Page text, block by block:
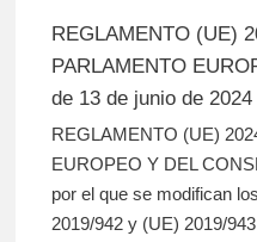
REGLAMENTO (UE)
PARLAMENTO
de 13 de junio de 2024
REGLAMENTO (UE)
EUROPEO Y DEL
por el que se modifican
2019/942 y (UE) 2019/